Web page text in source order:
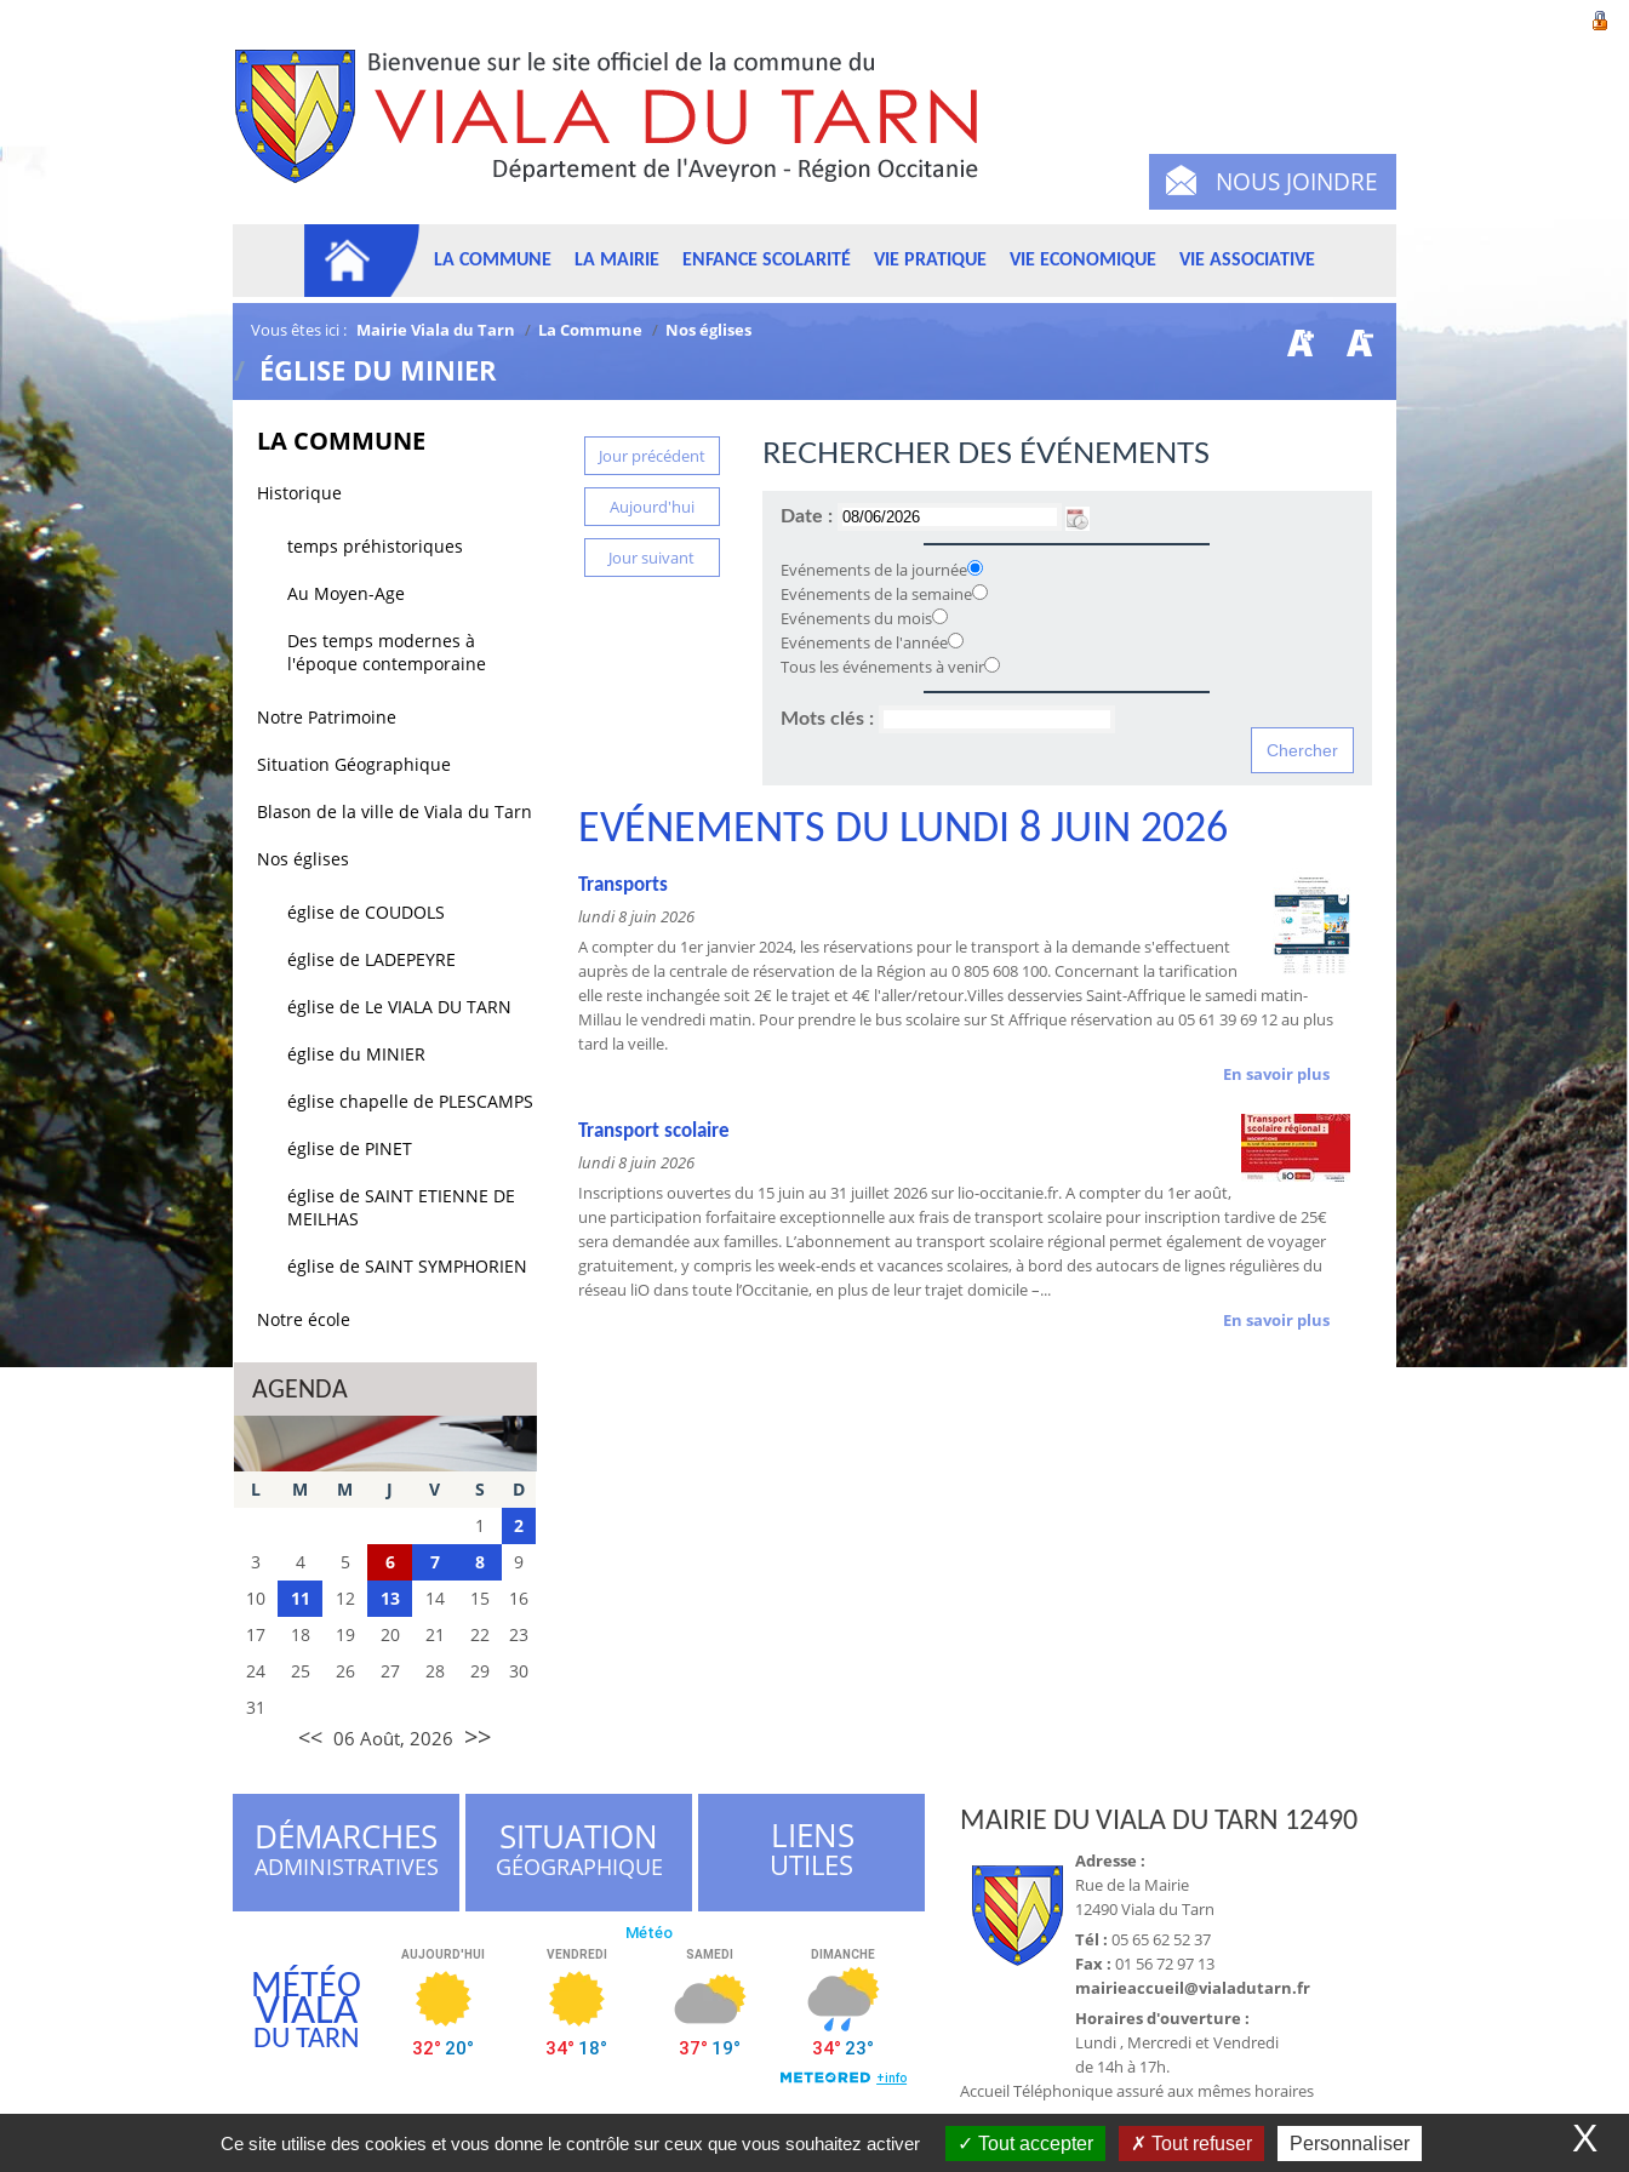
NOUS JOINDRE
LA COMMUNE LA MAIRIE ENFANCE SCOLARITÉ VIE PRATIQUE VIE ECONOMIQUE VIE ASSOCIATIVE
Vous êtes ici : Mairie Viala du Tarn / La Commune / Nos églises
/ ÉGLISE DU MINIER
LA COMMUNE
Historique
temps préhistoriques
Au Moyen-Age
Des temps modernes à
l'époque contemporaine
Notre Patrimoine
Situation Géographique
Blason de la ville de Viala du Tarn
Nos églises
église de COUDOLS
église de LADEPEYRE
église de Le VIALA DU TARN
église du MINIER
église chapelle de PLESCAMPS
église de PINET
église de SAINT ETIENNE DE
MEILHAS
église de SAINT SYMPHORIEN
Notre école
AGENDA
L M M J V S
D
1
2
3
4 5 6 7 8
9
10
11 12 13 14 15
16
17
18 19 20 21 22
23
24
25 26 27 28 29
30
31
<< 06 Août, 2026 >>
Jour précédent
Aujourd'hui
Jour suivant
RECHERCHER DES ÉVÉNEMENTS
Date :
Evénements de la journée
Evénements de la semaine
Evénements du mois
Evénements de l'année
Tous les événements à venir
Mots clés :
EVÉNEMENTS DU LUNDI 8 JUIN 2026
Transports
lundi 8 juin 2026
A compter du 1er janvier 2024, les réservations pour le transport à la demande s'effectuent
auprès de la centrale de réservation de la Région au 0 805 608 100. Concernant la tarification
elle reste inchangée soit 2€ le trajet et 4€ l'aller/retour.Villes desservies Saint-Affrique le samedi matin-
Millau le vendredi matin. Pour prendre le bus scolaire sur St Affrique réservation au 05 61 39 69 12 au plus
tard la veille.
En savoir plus
Transport scolaire
lundi 8 juin 2026
Inscriptions ouvertes du 15 juin au 31 juillet 2026 sur lio-occitanie.fr. A compter du 1er août,
une participation forfaitaire exceptionnelle aux frais de transport scolaire pour inscription tardive de 25€
sera demandée aux familles. L’abonnement au transport scolaire régional permet également de voyager
gratuitement, y compris les week-ends et vacances scolaires, à bord des autocars de lignes régulières du
réseau liO dans toute l’Occitanie, en plus de leur trajet domicile –...
En savoir plus
DÉMARCHES
ADMINISTRATIVES
SITUATION
GÉOGRAPHIQUE
LIENS
UTILES
MAIRIE DU VIALA DU TARN 12490
Adresse :
Rue de la Mairie
12490 Viala du Tarn
Tél : 05 65 62 52 37
Fax : 01 56 72 97 13
mairieaccueil@vialadutarn.fr
Horaires d'ouverture :
Lundi , Mercredi et Vendredi
de 14h à 17h.
Accueil Téléphonique assuré aux mêmes horaires
MÉTÉO
VIALA
DU TARN
Mentions légales| Viala du Tarn © 2016 |Conception Citopia-Solution de site internet pour mairie et collectivité - WeeCity X
Ce site utilise des cookies et vous donne le contrôle sur ceux que vous souhaitez activer Tout accepter Tout refuser Personnaliser